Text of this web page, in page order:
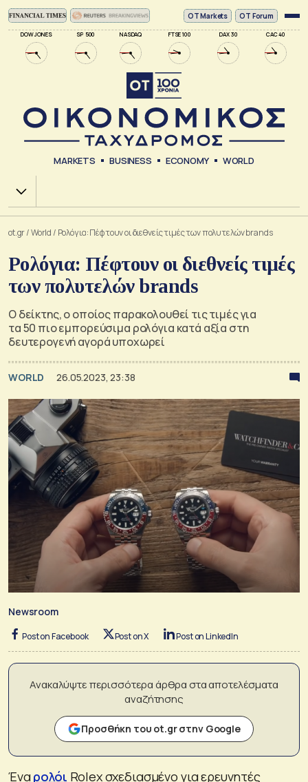
DOW JONES SP 500 NASDAQ FTSE 100 DAX 30 CAC 40
ΟΤ Markets OT Forum
MARKETS BUSINESS ECONOMY WORLD
Χ.Α.
ot.gr/World / Ρολόγια: Πέφτουν οι διεθνείς τιμές των πολυτελών brands
Ρολόγια: Πέφτουν οι διεθνείς τιμές
των πολυτελών brands
Ο δείκτης, ο οποίος παρακολουθεί τις τιμές για
τα 50 πιο εμπορεύσιμα ρολόγια κατά αξία στη
δευτερογενή αγορά υποχωρεί
WORLD 26.05.2023, 23:38
Newsroom
Post on Facebook Post on X Post on LinkedIn
Ανακαλύψτε περισσότερα άρθρα στα αποτελέσματα
αναζήτησης
Προσθήκη του ot.gr στην Google
Έναρολόι Rolex σχεδιασμένο για ερευνητές